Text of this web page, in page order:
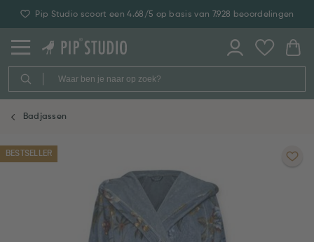
Pip Studio scoort een 4.68/5 op basis van 7.928 beoordelingen
Badjassen
BESTSELLER